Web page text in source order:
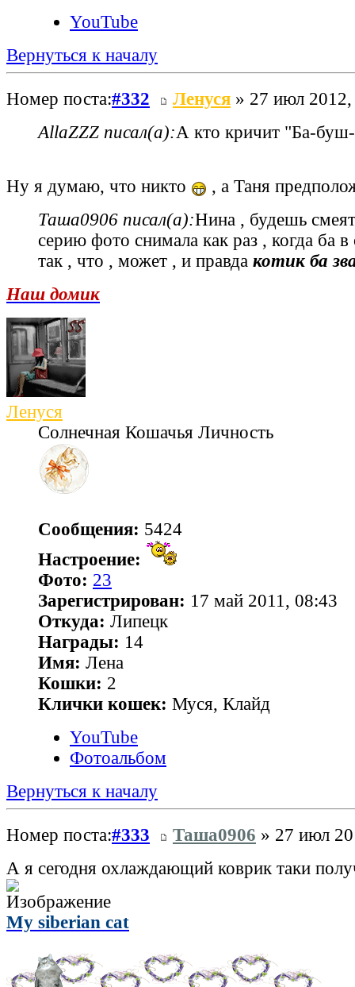
YouTube
Вернуться к началу
Номер поста:#332 Ленуся » 27 июл
AllaZZZ писал(а):А кто кричит "Ба-буш-
Ну я думаю, что никто
, а Таня
Таша0906 писал(а):Нина , будешь
серию фото снимала как раз , когда ба в
так , что , может , и правда котик ба
Наш домик
Ленуся
Солнечная Кошачья Личность
Сообщения: 5424
Настроение:
Фото: 23
Зарегистрирован: 17 май 2011, 08:43
Откуда: Липецк
Награды: 14
Имя: Лена
Кошки: 2
Клички кошек: Муся, Клайд
YouTube
Фотоальбом
Вернуться к началу
Номер поста:#333 Таша0906 » 27 июл
А я сегодня охлаждающий коврик таки
My siberian cat